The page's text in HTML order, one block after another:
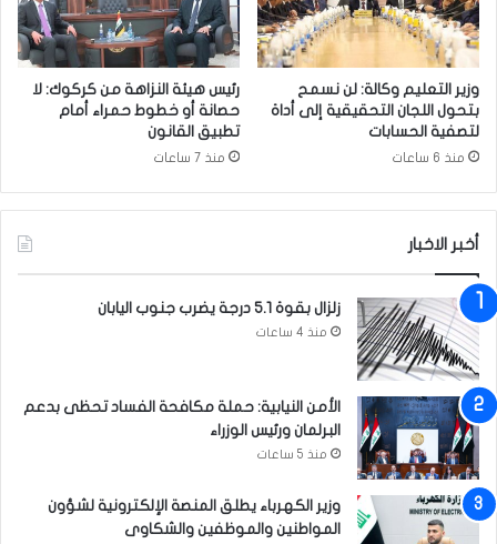
ف
ف
ي
ف
غ
ا
س
ا
ل
س
ع
ز
ا
ل
ح
ا
ذ
ك
ر
ى
ا
ت
ش
ه
وزير التعليم وكالة: لن نسمح
بتحول اللجان التحقيقية إلى أداة
لتصفية الحسابات
منذ 6 ساعات
رئيس هيئة النزاهة من كركوك: لا
حصانة أو خطوط حمراء أمام
تطبيق القانون
منذ 7 ساعات
أخبر الاخبار
زلزال بقوة 5.1 درجة يضرب جنوب اليابان
منذ 4 ساعات
الأمن النيابية: حملة مكافحة الفساد تحظى بدعم
البرلمان ورئيس الوزراء
منذ 5 ساعات
وزير الكهرباء يطلق المنصة الإلكترونية لشؤون
المواطنين والموظفين والشكاوى